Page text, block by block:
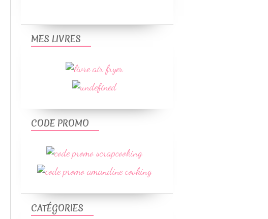
CATÉGORIES
MES LIVRES
CODE PROMO